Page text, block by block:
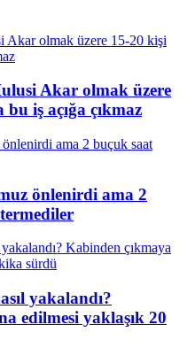
Akar olmak üzere
iş açığa çıkmaz
önlenirdi ama 2
yakalandı?
edilmesi yaklaşık 20